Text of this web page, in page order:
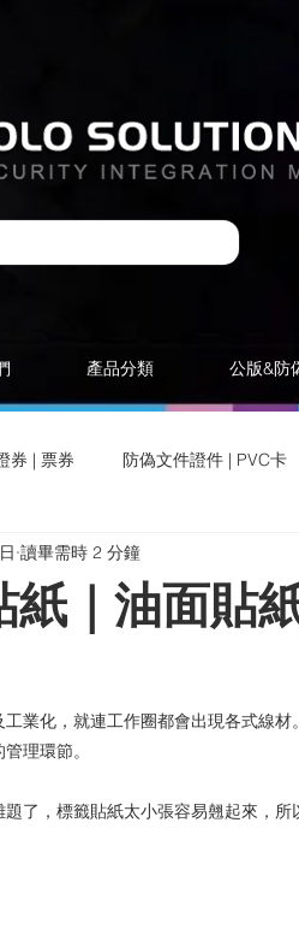
產品分類 公版&防
券 | 票券 防偽文件證件 | PVC卡
印刷 QR Code防偽系統
｜油面貼
讀畢需時 2 分鐘
業化，就連工作圈都會出現各式線材
理環節。
了，標籤貼紙太小張容易翹起來，